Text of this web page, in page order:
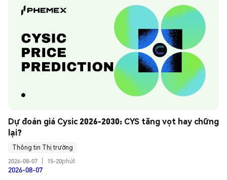
Dự đoán giá Cysic 2026-2030: CYS tăng vọt hay chững
lại?
Thông tin Thị trường
2026-08-07
15-20phút
2026-08-07